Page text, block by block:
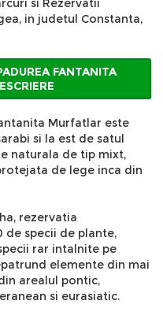
si Rezervatii
in judetul Constanta,
FANTANITA
Murfatlar este
si la est de satul
naturala de tip mixt,
de lege inca din
rezervatia
specii de plante,
rar intalnite pe
elemente din mai
arealul pontic,
si eurasiatic.